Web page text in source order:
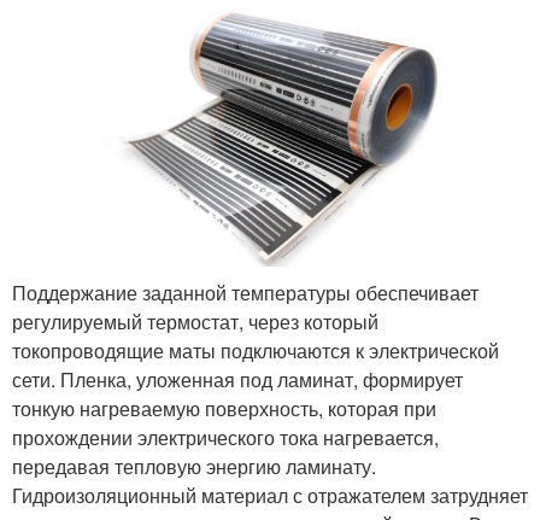
Поддержание заданной температуры обеспечивает
регулируемый термостат, через который
токопроводящие маты подключаются к электрической
сети. Пленка, уложенная под ламинат, формирует
тонкую нагреваемую поверхность, которая при
прохождении электрического тока нагревается,
передавая тепловую энергию ламинату.
Гидроизоляционный материал с отражателем затрудняет